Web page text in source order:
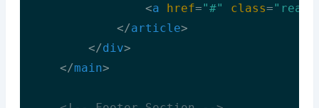
<a href="#" class="read-
</article>
</div>
</main>